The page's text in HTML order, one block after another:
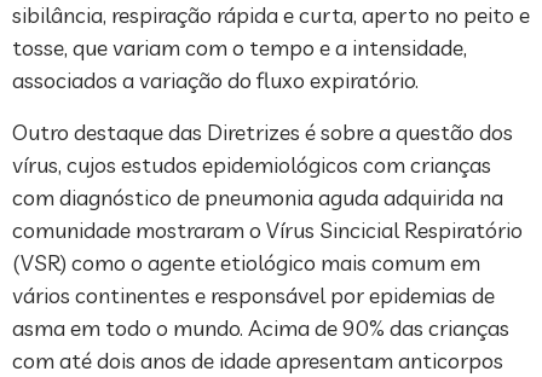
sibilância, respiração rápida e curta, aperto no peito e
tosse, que variam com o tempo e a intensidade,
associados a variação do fluxo expiratório.
Outro destaque das Diretrizes é sobre a questão dos
vírus, cujos estudos epidemiológicos com crianças
com diagnóstico de pneumonia aguda adquirida na
comunidade mostraram o Vírus Sincicial Respiratório
(VSR) como o agente etiológico mais comum em
vários continentes e responsável por epidemias de
asma em todo o mundo. Acima de 90% das crianças
com até dois anos de idade apresentam anticorpos